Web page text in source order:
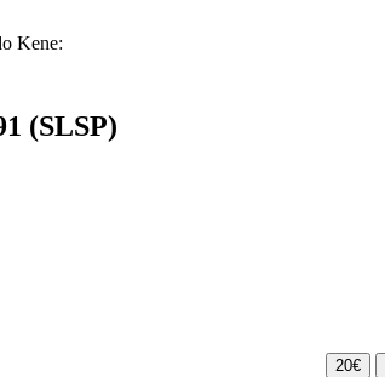
Kene:
(SLSP)
20€